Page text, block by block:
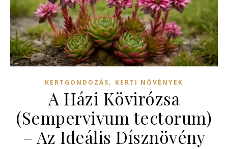
KERTGONDOZÁS, KERTI NÖVÉNYEK
A Házi Kövirózsa
(Sempervivum tectorum)
– Az Ideális Dísznövény